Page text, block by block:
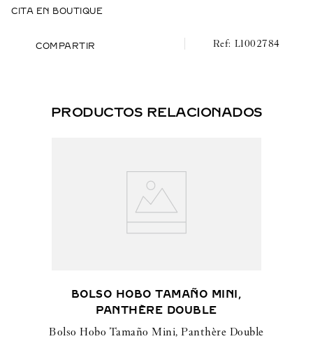
CITA EN BOUTIQUE
COMPARTIR L1002784
PRODUCTOS RELACIONADOS
BOLSO HOBO TAMAÑO MINI,
PANTHÈRE DOUBLE
Bolso Hobo Tamaño Mini, Panthère Double